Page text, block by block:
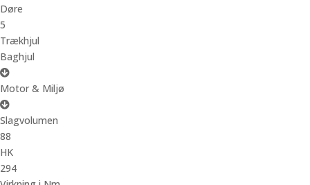
Døre
5
Trækhjul
Baghjul
Motor & Miljø
Slagvolumen
88
HK
294